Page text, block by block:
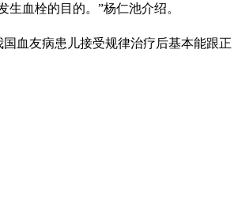
血栓的目的。”杨仁池介绍。
血友病患儿接受规律治疗后基本能跟正